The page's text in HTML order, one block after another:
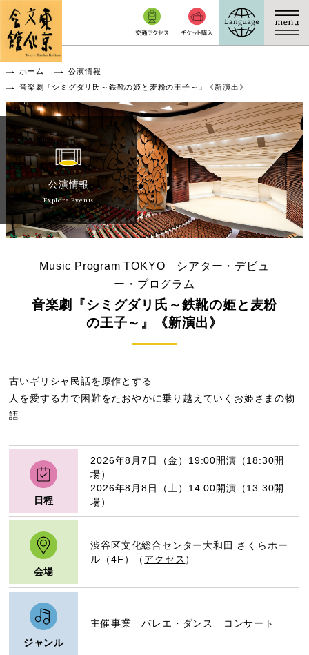
本文へ移動
ホーム
公演情報
音楽劇『シミグダリ氏～鉄靴の姫と麦粉の王子～』《新演出》
公演情報
Explore Events
Music Program TOKYO シアター・デビュ
ー・プログラム
音楽劇『シミグダリ氏～鉄靴の姫と麦粉
の王子～』《新演出》
古いギリシャ民話を原作とする
人を愛する力で困難をたおやかに乗り越えていくお姫さまの物
語
日程
2026年8月7日（金）19:00開演（18:30開
場）
2026年8月8日（土）14:00開演（13:30開
場）
会場
渋谷区文化総合センター大和田 さくらホー
ル（4F）（ アクセス ）
ジャンル
主催事業 バレエ・ダンス コンサート